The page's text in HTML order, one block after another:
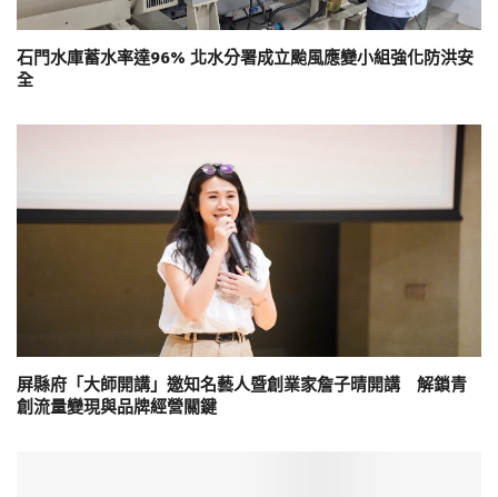
石門水庫蓄水率達96% 北水分署成立颱風應變小組強化防洪安
全
屏縣府「大師開講」邀知名藝人暨創業家詹子晴開講 解鎖青
創流量變現與品牌經營關鍵